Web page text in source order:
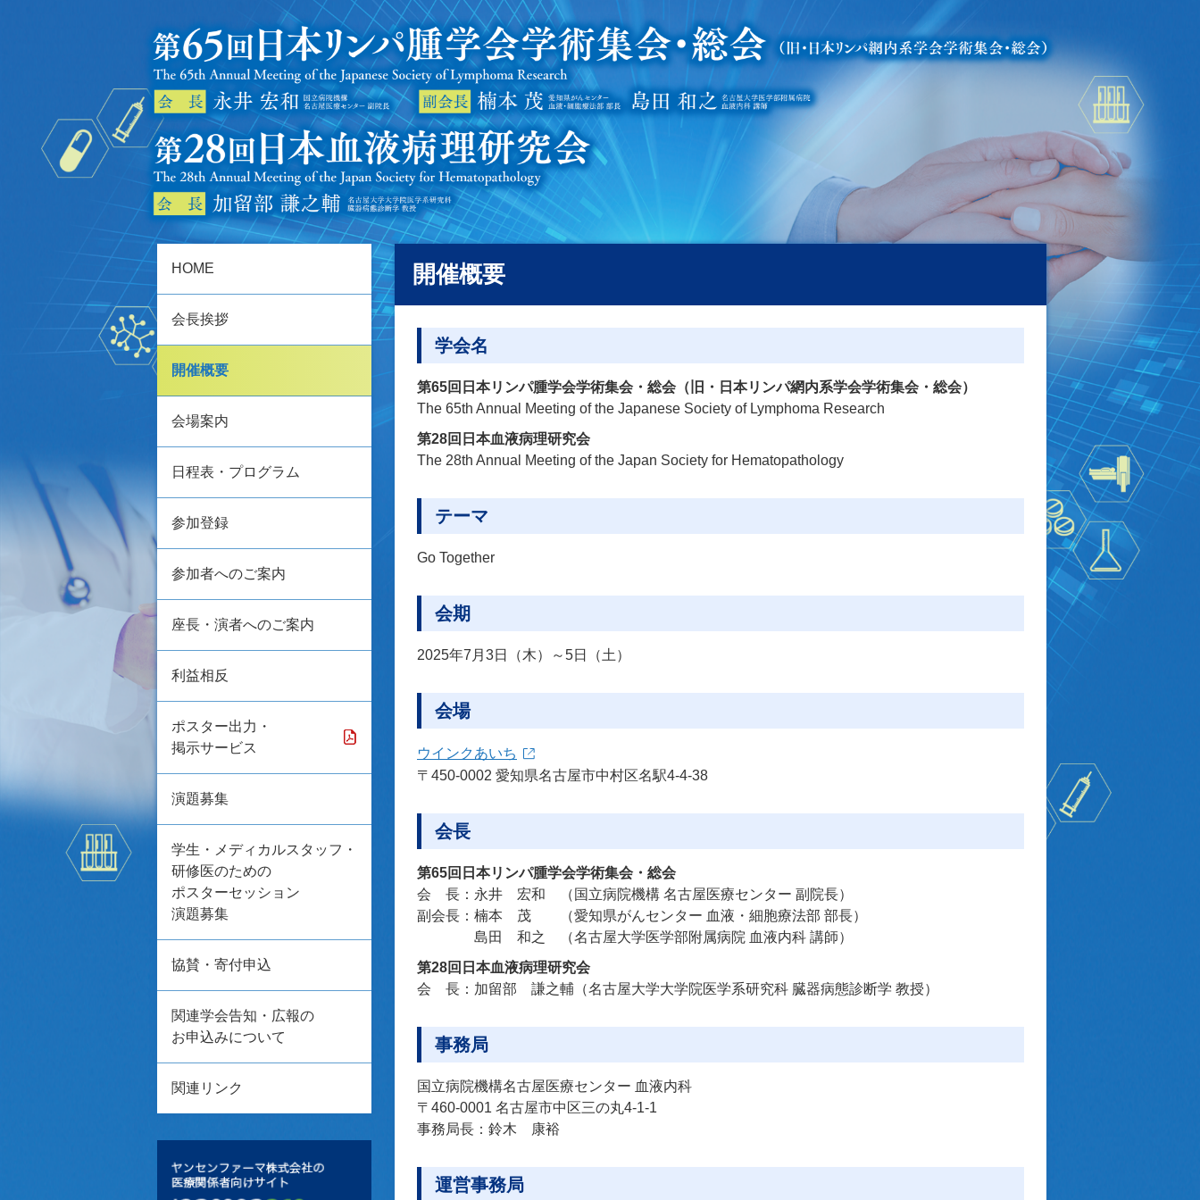
HOME
会長挨拶
開催概要
会場案内
日程表・プログラム
参加登録
参加者へのご案内
座長・演者へのご案内
利益相反
ポスター出力・
掲示サービス
演題募集
学生・メディカルスタッフ・
研修医のための
ポスターセッション
演題募集
協賛・寄付申込
関連学会告知・広報の
お申込みについて
関連リンク
開催概要
学会名
第65回日本リンパ腫学会学術集会・総会（旧・日本リンパ網内系学会学術集会・総会）
The 65th Annual Meeting of the Japanese Society of Lymphoma Research
第28回日本血液病理研究会
The 28th Annual Meeting of the Japan Society for Hematopathology
テーマ
Go Together
会期
2025年7月3日（木）～5日（土）
会場
ウインクあいち
〒450-0002 愛知県名古屋市中村区名駅4-4-38
会長
第65回日本リンパ腫学会学術集会・総会
会 長： 永井 宏和
（国立病院機構 名古屋医療センター 副院長）
副会長： 楠本 茂
（愛知県がんセンター 血液・細胞療法部 部長）
島田 和之
（名古屋大学医学部附属病院 血液内科 講師）
第28回日本血液病理研究会
会 長： 加留部 謙之輔 （名古屋大学大学院医学系研究科 臓器病態診断学 教授）
事務局
国立病院機構名古屋医療センター 血液内科
〒460-0001 名古屋市中区三の丸4-1-1
事務局長：鈴木 康裕
運営事務局